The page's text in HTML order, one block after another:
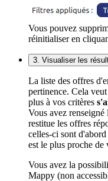
Vous pouvez
réinitialiser en
3. Visualiser les
La liste des offres
pertinence. Cela
plus à vos critères
Vous avez
restitue les offres
celles-ci sont
est le plus proche de
Vous avez la
Mappy (non